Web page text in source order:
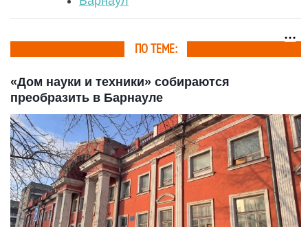
ПО ТЕМЕ:
«Дом науки и техники» собираются
преобразить в Барнауле